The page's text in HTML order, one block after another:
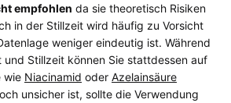
empfohlen da sie theoretisch Risiken
in der Stillzeit wird häufig zu Vorsicht
weniger eindeutig ist. Während
Stillzeit können Sie stattdessen auf
wie Niacinamid oder Azelainsäure
unsicher ist, sollte die Verwendung